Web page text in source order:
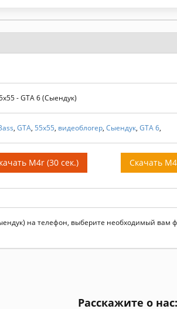
- GTA 6 (Сыендук)
, GTA, 55x55, видеоблогер, Сыендук, GTA 6,
M4r (30 сек.) Скачать
на телефон, выберите необходимый вам
Расскажите о нас: